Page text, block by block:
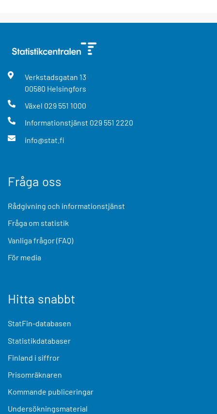
Verkstadsgatan 13
00580 Helsingfors
Växel 029 551 1000
Informationstjänst 029 551 2220
info@stat.fi
Fråga oss
Rådgivning och informationstjänst
Fråga om statistik
Vanliga frågor (FAQ)
För media
Hitta snabbt
StatFin-databasen
Statistikdatabaser
Finland i siffror
Prisomräknaren
Kommande publiceringar
Undersökningsmaterial